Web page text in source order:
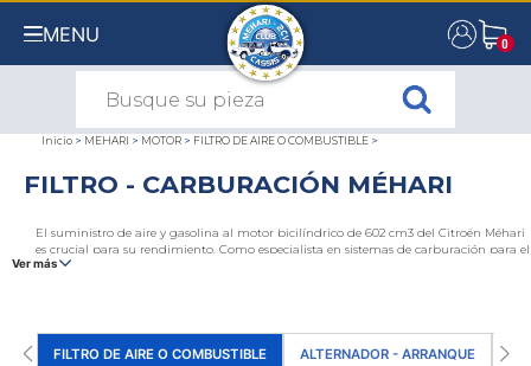
MENU 0
0
Inicio > MEHARI > MOTOR > FILTRO DE AIRE O COMBUSTIBLE >
FILTRO - CARBURACIÓN MÉHARI
El suministro de aire y gasolina al motor bicilíndrico de 602 cm3 del Citroën Méhari
es crucial para su rendimiento. Como especialista en sistemas de carburación para el
Méhari y el Mehari 4x4, nuestra tienda en línea dispone de una amplia gama de
Club Cassis!
Ver más
FILTRO DE AIRE O COMBUSTIBLE ALTERNADOR - ARRANQUE